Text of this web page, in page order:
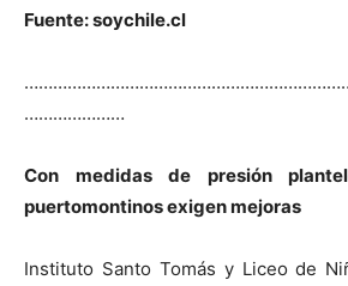
Fuente: soychile.cl
…………………
Con medidas de presión
puertomontinos exigen mejoras
Instituto Santo Tomás y Liceo de